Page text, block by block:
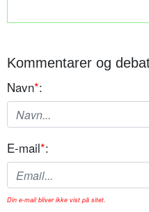
Kommentarer og
Navn*:
E-mail*:
Din e-mail bliver ikke vist på sitet.